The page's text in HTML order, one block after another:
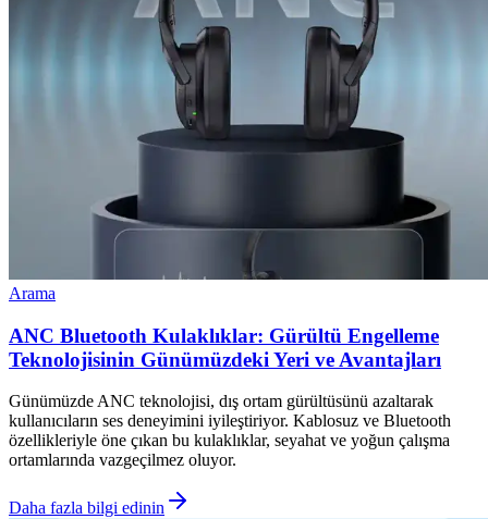
Arama
ANC Bluetooth Kulaklıklar: Gürültü Engelleme
Teknolojisinin Günümüzdeki Yeri ve Avantajları
Günümüzde ANC teknolojisi, dış ortam gürültüsünü azaltarak
kullanıcıların ses deneyimini iyileştiriyor. Kablosuz ve Bluetooth
özellikleriyle öne çıkan bu kulaklıklar, seyahat ve yoğun çalışma
ortamlarında vazgeçilmez oluyor.
Daha fazla bilgi edinin